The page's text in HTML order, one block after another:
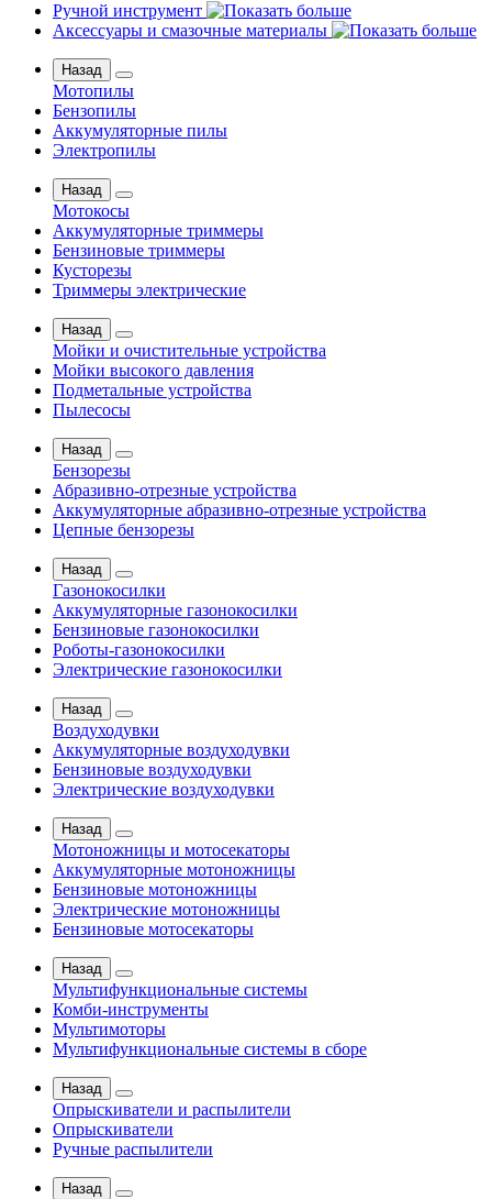
Ручной инструмент
Аксессуары и смазочные материалы
Назад
Мотопилы
Бензопилы
Аккумуляторные пилы
Электропилы
Назад
Мотокосы
Аккумуляторные триммеры
Бензиновые триммеры
Кусторезы
Триммеры электрические
Назад
Мойки и очистительные устройства
Мойки высокого давления
Подметальные устройства
Пылесосы
Назад
Бензорезы
Абразивно-отрезные устройства
Аккумуляторные абразивно-отрезные устройства
Цепные бензорезы
Назад
Газонокосилки
Аккумуляторные газонокосилки
Бензиновые газонокосилки
Роботы-газонокосилки
Электрические газонокосилки
Назад
Воздуходувки
Аккумуляторные воздуходувки
Бензиновые воздуходувки
Электрические воздуходувки
Назад
Мотоножницы и мотосекаторы
Аккумуляторные мотоножницы
Бензиновые мотоножницы
Электрические мотоножницы
Бензиновые мотосекаторы
Назад
Мультифункциональные системы
Комби-инструменты
Мультимоторы
Мультифункциональные системы в сборе
Назад
Опрыскиватели и распылители
Опрыскиватели
Ручные распылители
Назад